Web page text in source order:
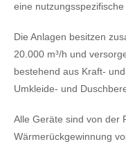
eine
Die Anlagen besitzen
20.000 m³/h und
bestehend aus Kraft-
Umkleide- und
Alle Geräte sind von der
Wärmerückgewinnung